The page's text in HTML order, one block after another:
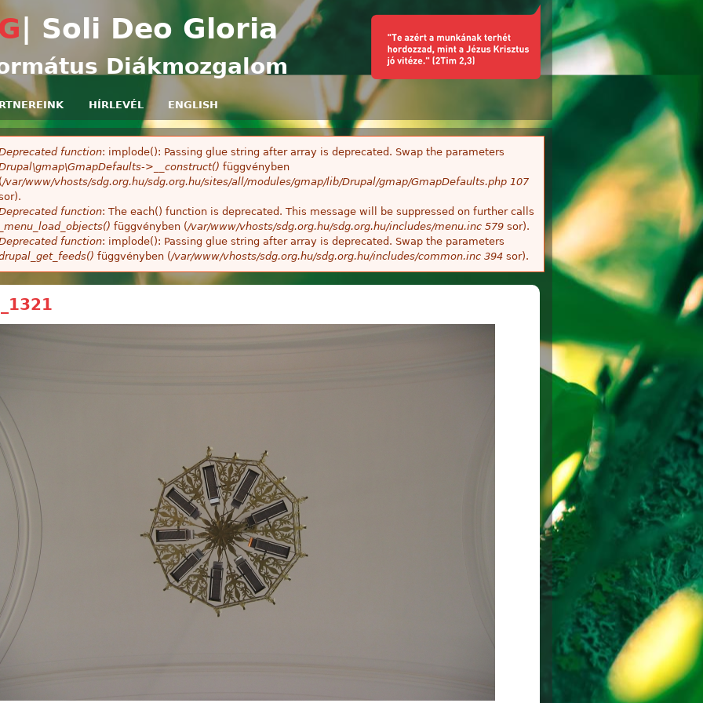
| Soli Deo Gloria
Diákmozgalom
HÍRLEVÉL ENGLISH
function: implode(): Passing glue string after array is deprecated. Swap the parameters
>__construct() függvényben
(/var/www/vhosts/sdg.org.hu/sdg.org.hu/sites/all/modules/gmap/lib/Drupal/gmap/GmapDefaults.php 107
function: The each() function is deprecated. This message will be suppressed on further calls
_menu_load_objects() függvényben (/var/www/vhosts/sdg.org.hu/sdg.org.hu/includes/menu.inc 579 sor).
function: implode(): Passing glue string after array is deprecated. Swap the parameters
függvényben (/var/www/vhosts/sdg.org.hu/sdg.org.hu/includes/common.inc 394 sor).